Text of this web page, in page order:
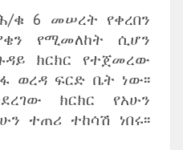
ቁ 6 መሠረት የቀረበን
የሚመለከት ሲሆን
ክርክር የተጀመረው
ወረዳ ፍርድ ቤት ነው፡፡
ክርክር የአሁን
ተጠሪ ተከሳሽ ነበሩ፡፡